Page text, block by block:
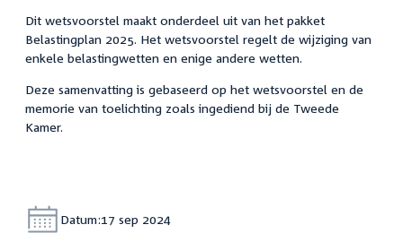
Dit wetsvoorstel maakt onderdeel uit van het pakket
Belastingplan 2025. Het wetsvoorstel regelt de wijziging van
enkele belastingwetten en enige andere wetten.
Deze samenvatting is gebaseerd op het wetsvoorstel en de
memorie van toelichting zoals ingediend bij de Tweede
Kamer.
Datum:17 sep 2024